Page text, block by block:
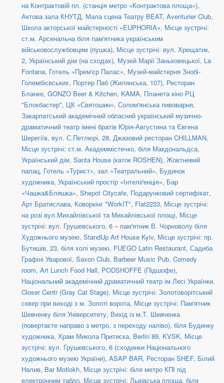
на Контрактовій пл. (станція метро «Контрактова площа»),
Актова зала КНУТД, Мала сцена Театру BEAT, Aventurier Club,
Школа акторської майстерності «EUPHORIA», Місце зустрічі:
ст.м. Арсенальна біля пам'ятника українським
військовослужбовцям (пушка), Місце зустрічі: вул. Хрещатик,
2, Український дім (на сходах), Музей Марії Заньковецької, La
Fontana, Готель «Прем'єр Палас», Музей-майстерня Знобі-
Голембієвських, Портер Паб (Жилянська, 107), Ресторан
Бланке, GONZO Beer & Kitchen, KAMA, Планета кіно РЦ
"Блокбастер", ЦК «Святошин», Солом'янська пивоварня,
Закарпатський академічний обласний український музично-
драматичний театр імені братів Юрія-Августина та Євгена
Шерегіїв, вул. С.Петлюрі, 28, Джазовий ресторан CHILLMAN,
Місце зустрічі: ст.м. Академмістечко, біля Макдональдса,
Український дім, Santa House (каток ROSHEN), Жовтневий
палац, Готель «Турист», зал «Театральний», Будинок
художника, Український простір «Інтеліґенція», Бар
«Чашка&Бляшка», Shepot Citycafe, Подарунковий сертифікат,
Арт Братислава, Коворкінг "WorkIT", Flat2233, Місце зустрічі:
на розі вул.Михайлівської та Михайлівської площі, Місце
зустрічі: вул. Грушевського, 6 – пам'ятник В. Чорноволу біля
Художнього музею, StandUp Art House Kyiv, Місце зустрічі: пр.
Бутишів, 23, біля холі музею, FUEGO Latin Restaurant, Садиба
Графіні Уварової, Saxon Club, Barbeer Music Pub, Comedy
room, Art Lunch Food Hall, PODSHOFFE (Підшофе),
Національний академічний драматичний театр ім.Лесі Українки,
Closer Centr (Gray Cat Stage), Місце зустрічі: Золотоворітський
сквер при виході з м. Золоті ворота, Місце зустрічі: Пам'ятник
Шевченку біля Університету, Вихід із м.Т. Шевченка
(повертаєте направо з метро, з переходу наліво), біля Будинку
художника, Храм Микола Притиска, Berlin`89, KVSK, Місце
зустрічі: вул. Грушевського, 6 (сходинки Національного
художнього музею України), ASAP BAR, Ресторан SHEF, Білий
Налив, Bar Motlokh, Місце зустрічі: біля метро КПІ під
електронним табло, Місце зустрічі: Львівська площа, біля